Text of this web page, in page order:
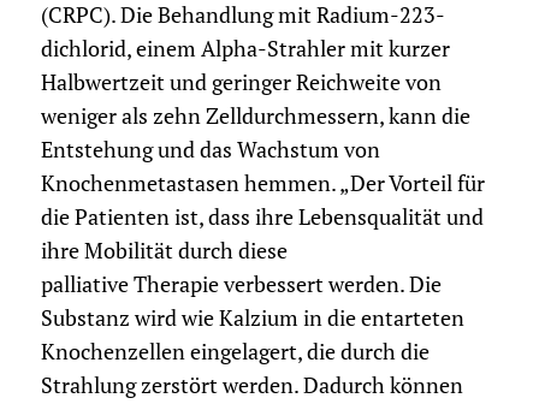
(CRPC). Die Behandlung mit Radium-223-
dichlorid, einem Alpha-Strahler mit kurzer
Halbwertzeit und geringer Reichweite von
weniger als zehn Zelldurchmessern, kann die
Entstehung und das Wachstum von
Knochenmetastasen hemmen. „Der Vorteil für
die Patienten ist, dass ihre Lebensqualität und
ihre Mobilität durch diese
palliative Therapie verbessert werden. Die
Substanz wird wie Kalzium in die entarteten
Knochenzellen eingelagert, die durch die
Strahlung zerstört werden. Dadurch können